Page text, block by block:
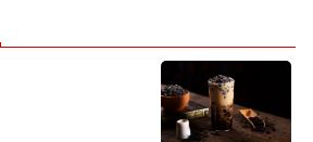
本味，崇明菜、24小时菜被